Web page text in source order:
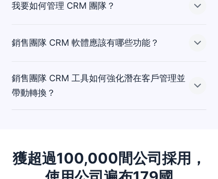
CRM 對銷售團隊是必要的，因為它能讓團隊掌控銷售流程
及聯絡人資料庫。
CRM 自動化省下處理重複性工作的時間。
我要如何管理 CRM 團隊？
將
了解哪些策略奏效，進而知道有哪些銷售代表可能需要參
加網路研討會或教育訓練課程、或需要其他協助。
銷售團隊 CRM 軟體應該有哪些功能？
尋找銷售團隊 CRM 工具時，要優先注意是否有以下功
任務及交易追蹤
銷售團隊 CRM 工具如何強化潛在客戶管理並
帶動轉換？
互動並自動進行後續追蹤。CRM 平台可以就潛在客戶行為
提供洞察分析、改善銷售過程並判定潛在客戶優先順序。
獲超過100,000間公司採用，